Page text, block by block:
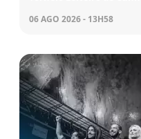
06 AGO 2026 - 13H58